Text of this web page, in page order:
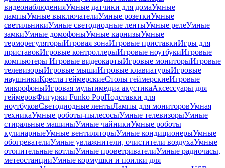
видеонаблюденияУмные датчики для домаУмные
лампыУмные выключателиУмные розеткиУмные
светильникиУмные светодиодные лентыУмные релеУмные
замкиУмные домофоныУмные карнизыУмные
терморегуляторыИгровая зонаИгровые приставкиИгры для
приставокИгровые контроллерыИгровые ноутбукиИгровые
компьютеры Игровые видеокартыИгровые мониторыИгровые
телевизорыИгровые мышиИгровые клавиатурыИгровые
наушникиКресла геймерскиеСтолы геймерскиеИгровые
микрофоныИгровая мультимедиа акустикаАксессуары для
геймеровФигурки Funko PopПодставки для
ноутбуковСветодиодные лентыЛампы для мониторовУмная
техникаУмные роботы-пылесосыУмные телевизорыУмные
стиральные машиныУмные чайникиУмные роботы
кулинарныеУмные вентиляторыУмные кондиционерыУмные
обогревателиУмные увлажнители, очистители воздухаУмные
отопительные котлыУмные проветривателиУмные радиочасы,
метеостанцииУмные кормушки и поилки для